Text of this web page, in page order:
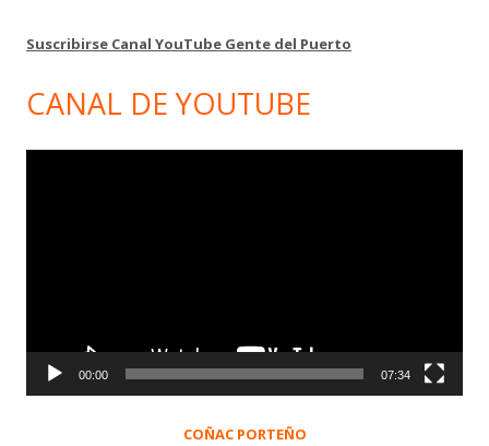
Suscribirse Canal YouTube Gente del Puerto
CANAL DE YOUTUBE
00:00 07:34
COÑAC PORTEÑO